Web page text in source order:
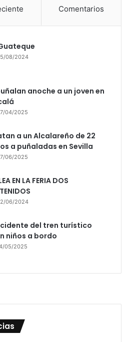
Comentarios
08/2024
anoche a un joven en
04/2025
a un Alcalareño de 22
a puñaladas en Sevilla
06/2025
EN LA FERIA DOS
06/2024
del tren turístico
niños a bordo
05/2025